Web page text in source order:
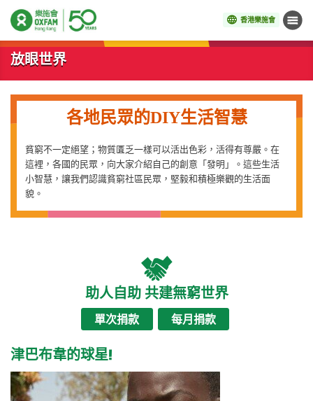
香港樂施會 目錄
開始主要內容
放眼世界
各地民眾的DIY生活智慧
貧窮不一定絕望；物質匱乏一樣可以活出色彩，活得有尊嚴。在
這裡，各國的民眾，向大家介紹自己的創意「發明」。這些生活
小智慧，讓我們認識貧窮社區民眾，堅毅和積極樂觀的生活面
貌。
助人自助 共建無窮世界
單次捐款 每月捐款
津巴布韋的球星!